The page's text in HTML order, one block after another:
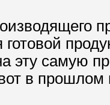
эту самую
в прошлом